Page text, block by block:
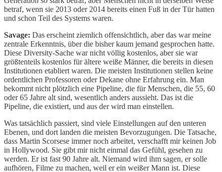
betraf, wenn sie 2013 oder 2014 bereits einen Fuß in der Tür hatten
und schon Teil des Systems waren.
Savage: Das erscheint ziemlich offensichtlich, aber das war meine
zentrale Erkenntnis, über die bisher kaum jemand gesprochen hatte.
Diese Diversity-Sache war nicht völlig kostenlos, aber sie war
größtenteils kostenlos für ältere weiße Männer, die bereits in diesen
Institutionen etabliert waren. Die meisten Institutionen stellen keine
ordentlichen Professoren oder Dekane ohne Erfahrung ein. Man
bekommt nicht plötzlich eine Pipeline, die für Menschen, die 55, 60
oder 65 Jahre alt sind, wesentlich anders aussieht. Das ist die
Pipeline, die existiert, und aus der wird man einstellen.
Was tatsächlich passiert, sind viele Einstellungen auf den unteren
Ebenen, und dort landen die meisten Bevorzugungen. Die Tatsache,
dass Martin Scorsese immer noch arbeitet, verschafft mir keinen Job
in Hollywood. Sie gibt mir nicht einmal das Gefühl, gesehen zu
werden. Er ist fast 90 Jahre alt. Niemand wird ihm sagen, er solle
aufhören, Filme zu machen, weil er ein weißer Mann ist. Diese